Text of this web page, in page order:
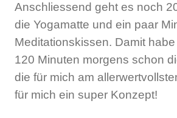
Anschliessend geht es noch
die Yogamatte und ein paar
Meditationskissen. Damit
120 Minuten morgens schon
die für mich am
für mich ein super Konzept!